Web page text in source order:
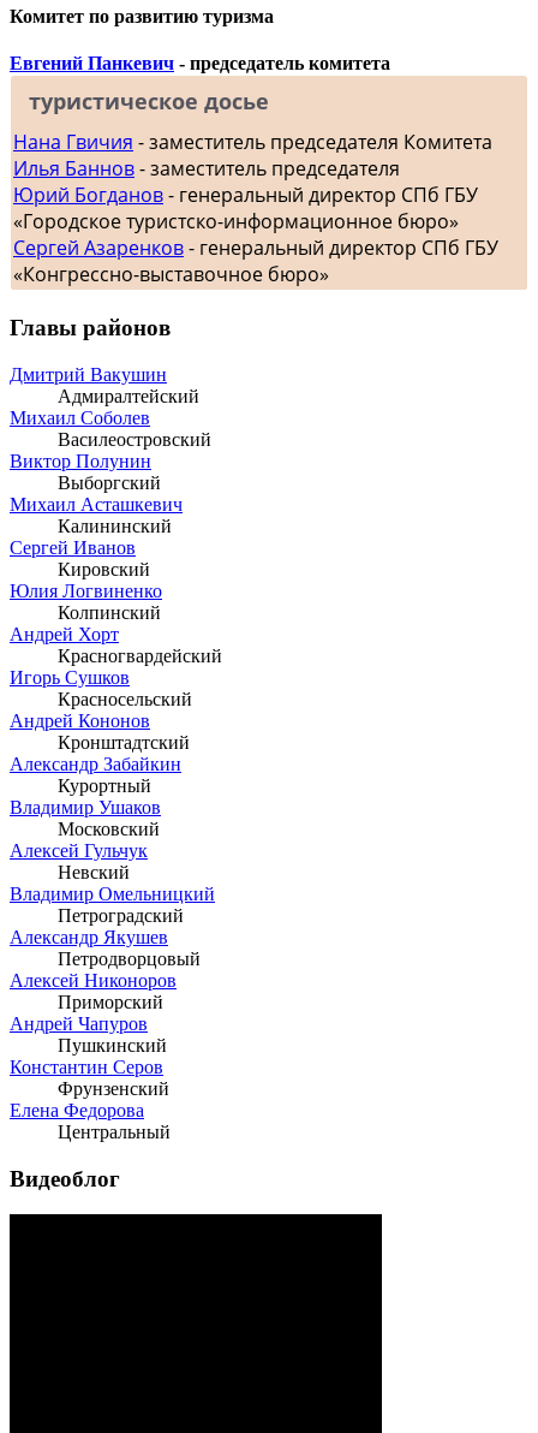
Комитет по развитию туризма
Евгений Панкевич - председатель комитета
туристическое досье
Нана Гвичия - заместитель председателя Комитета
Илья Баннов- заместитель председателя
Юрий Богданов- генеральный директор СПб ГБУ
«Городское туристско-информационное бюро»
Сергей Азаренков- генеральный директор СПб ГБУ
«Конгрессно-выставочное бюро»
Главы районов
Дмитрий Вакушин
Адмиралтейский
Михаил Соболев
Василеостровский
Виктор Полунин
Выборгский
Михаил Асташкевич
Калининский
Сергей Иванов
Кировский
Юлия Логвиненко
Колпинский
Андрей Хорт
Красногвардейский
Игорь Сушков
Красносельский
Андрей Кононов
Кронштадтский
Александр Забайкин
Курортный
Владимир Ушаков
Московский
Алексей Гульчук
Невский
Владимир Омельницкий
Петроградский
Александр Якушев
Петродворцовый
Алексей Никоноров
Приморский
Андрей Чапуров
Пушкинский
Константин Серов
Фрунзенский
Елена Федорова
Центральный
Видеоблог